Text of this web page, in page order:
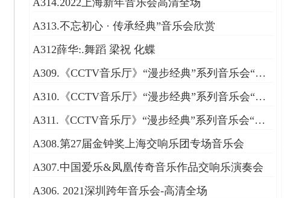
A314.2022上海新年音乐会高清全场
A313.不忘初心 · 传承经典”音乐会欣赏
A312薛华:.舞蹈 梁祝 化蝶
A309.《CCTV音乐厅》“漫步经典”系列音乐会“中国爱乐乐团成立首演二十周年纪念音乐会（一）
A310.《CCTV音乐厅》“漫步经典”系列音乐会“中国爱乐乐团成立首演二十周年纪念音乐会（二）
A311.《CCTV音乐厅》“漫步经典”系列音乐会“中国爱乐乐团成立首演二十周年纪念音乐会（三）
A308.第27届金钟奖上海交响乐团专场音乐会
A307.中国爱乐&凤凰传奇音乐作品交响乐演奏会
A306. 2021深圳跨年音乐会-高清全场